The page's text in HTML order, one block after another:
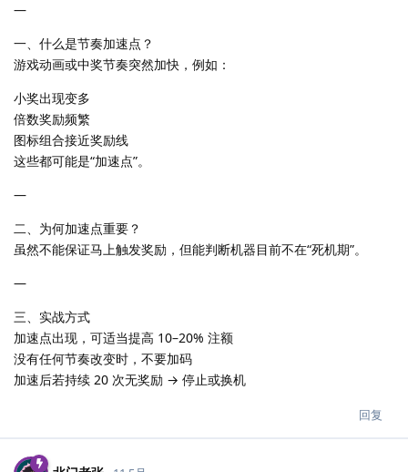
—
一、什么是节奏加速点？
游戏动画或中奖节奏突然加快，例如：
小奖出现变多
倍数奖励频繁
图标组合接近奖励线
这些都可能是“加速点”。
—
二、为何加速点重要？
虽然不能保证马上触发奖励，但能判断机器目前不在“死机期”。
—
三、实战方式
加速点出现，可适当提高 10–20% 注额
没有任何节奏改变时，不要加码
加速后若持续 20 次无奖励 → 停止或换机
回复